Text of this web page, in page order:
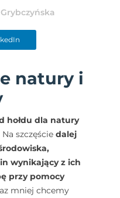
natury i
hołdu dla natury
Na szczęście dalej
wynikający z ich
przy pomocy
mniej chcemy